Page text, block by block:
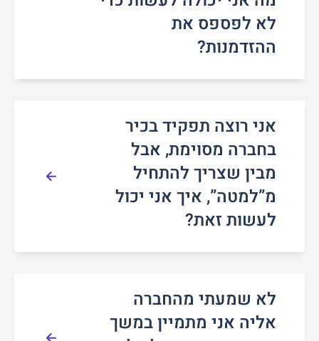
לא לפספס את
ההזדמנות?
אני רוצה תפקיד בכיר
בחברה מסוימת, אבל
מבין שצריך להתחיל
מ”למטה”, איך אני יכול
לעשות זאת?
לא שמעתי מהחברה
אליה אני מתמיין במשך